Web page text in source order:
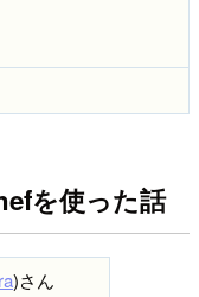
を使った話
)さん